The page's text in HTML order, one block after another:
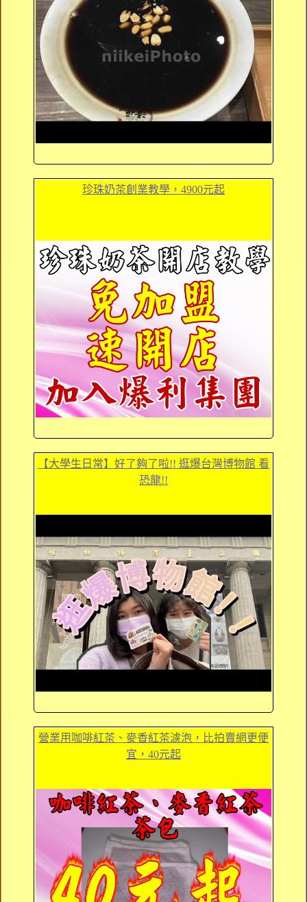
珍珠奶茶創業教學，4900元起
【大學生日常】好了夠了啦!! 逛爆台灣博物館 看
恐龍!!
營業用咖啡紅茶、麥香紅茶濾泡，比拍賣網更便
宜，40元起